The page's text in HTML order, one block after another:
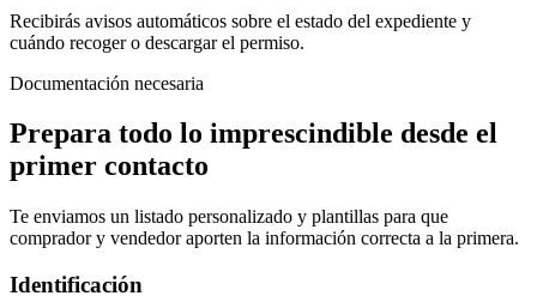
Recibirás avisos automáticos sobre el estado del expediente y
cuándo recoger o descargar el permiso.
Documentación necesaria
Prepara todo lo imprescindible desde el
primer contacto
Te enviamos un listado personalizado y plantillas para que
comprador y vendedor aporten la información correcta a la primera.
Identificación